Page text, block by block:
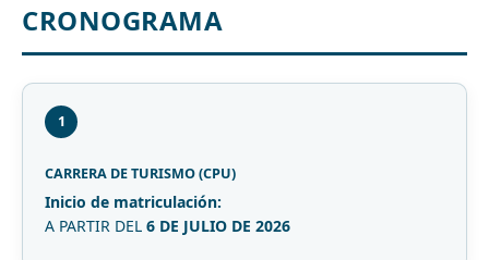
CRONOGRAMA
1
CARRERA DE TURISMO (CPU)
Inicio de matriculación:
A PARTIR DEL 6 DE JULIO DE 2026